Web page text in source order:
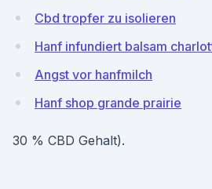
Cbd tropfer zu isolieren
Hanf infundiert balsam
Angst vor hanfmilch
Hanf shop grande prairie
30 % CBD Gehalt).